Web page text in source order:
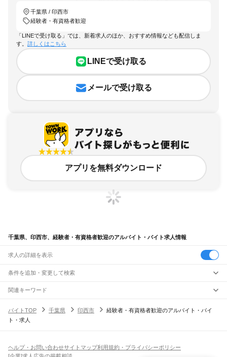
千葉県 / 印西市
経験者・有資格者歓迎
「LINEで受け取る」では、新着求人のほか、おすすめ情報なども配信しま
す。 詳しくはこちら
LINEで受け取る
メールで受け取る
アプリを無料ダウンロード
千葉県、印西市、経験者・有資格者歓迎のアルバイト・バイト求人情報
求人の詳細を表示
条件を追加・変更して検索
市区町村を追加・変更
千葉県すべて
千葉市
旭市習志野市柏市勝浦市市原市流山市八千代市我孫子市鴨川市鎌ケ谷市
駅を追加・変更
JR中央・総武線
職種を追加・変更
飲食・フードサービスすべて
ホールスタッフキッチンスタッフ
人気
関連キーワード
千葉県 印西市 高校生歓迎 h千葉県 印西市 フルタイム歓迎 障害
千葉県 印西市 主婦・主夫歓迎 クリーニング受付
バイトTOP 千葉県 印西市
経験者・有資格者歓迎のアルバイト・バイ
ト・求人
ヘルプ・お問い合わせサイトマップ利用規約・プライバシーポリシー
[企業]求人広告の掲載相談